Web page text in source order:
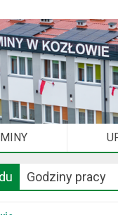
Godziny pracy